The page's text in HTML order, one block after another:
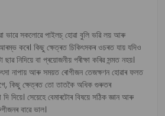
ভাৱে সকলোৱে পাইলচ্ হোৱা বুলি ভৱি লয় আৰু
আৰম্ভ কৰে। কিছু ক্ষেত্ৰত চিকিৎসকৰ ওচৰত যায় যদিও
নিদিয়ে বা প্ৰয়োজনীয় পৰীক্ষা কৰিৱ সন্মত নহয়।
নাপায় আৰু সময়ত ৰোগীজন তেজক্ষণন হোৱাৰ ফলত
ক্ষেত্ৰত তো তাতকৈ অধিক গুৰুতৰ
সেয়েহে বেমাৰটোৰ বিষয়ে সঠিক জ্ঞান আৰু
বাৱে ভাল।